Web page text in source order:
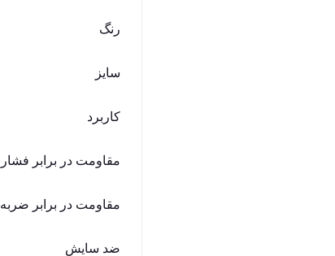
رنگ
سایز
کاربرد
مقاومت در برابر فشار
مقاومت در برابر ضربه
ضد سایش